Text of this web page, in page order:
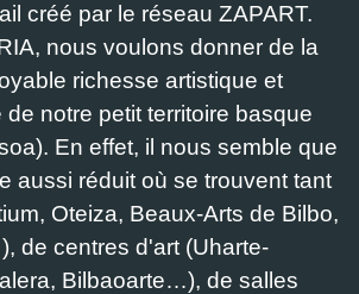
créé par le réseau ZAPART.
nous voulons donner de la
richesse artistique et
de notre petit territoire basque
En effet, il nous semble que
aussi réduit où se trouvent tant
Oteiza, Beaux-Arts de Bilbo,
de centres d'art (Uharte-
Bilbaoarte…), de salles